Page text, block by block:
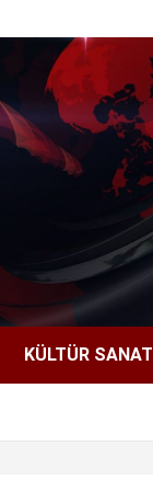
KÜLTÜR SANAT